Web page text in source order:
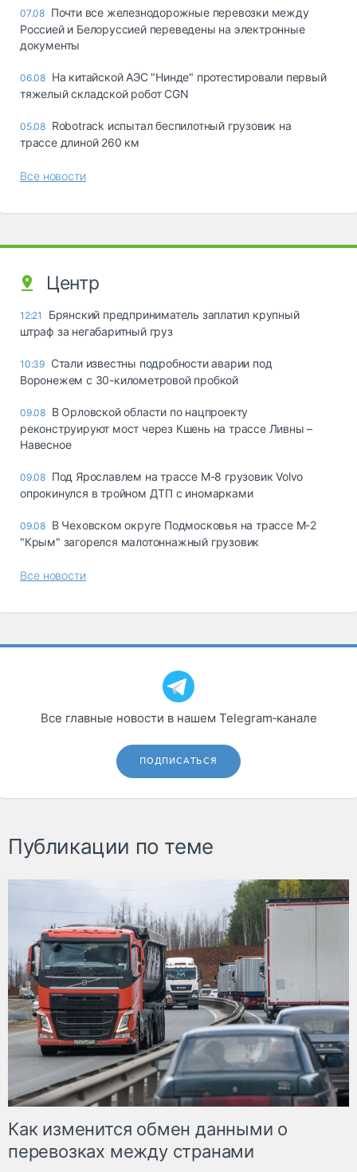
07.08 Почти все железнодорожные перевозки между
Россией и Белоруссией переведены на электронные
документы
06.08 На китайской АЭС "Нинде" протестировали первый
тяжелый складской робот CGN
05.08 Robotrack испытал беспилотный грузовик на
трассе длиной 260 км
Все новости
Центр
12:21
Брянский предприниматель заплатил крупный
штраф за негабаритный груз
10:39 Стали известны подробности аварии под
Воронежем с 30-километровой пробкой
09.08 В Орловской области по нацпроекту
реконструируют мост через Кшень на трассе Ливны –
Навесное
09.08 Под Ярославлем на трассе М-8 грузовик Volvo
опрокинулся в тройном ДТП с иномарками
09.08 В Чеховском округе Подмосковья на трассе М-2
"Крым" загорелся малотоннажный грузовик
Все новости
Все главные новости в нашем Telegram‑канале
ПОДПИСАТЬСЯ
Публикации по теме
Как изменится обмен данными о
перевозках между странами